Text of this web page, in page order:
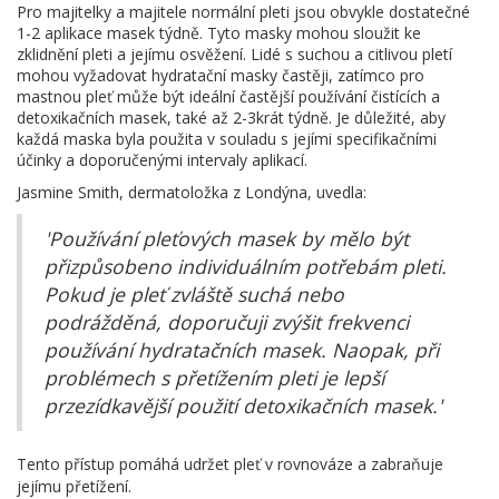
Pro majitelky a majitele normální pleti jsou obvykle dostatečné
1-2 aplikace masek týdně. Tyto masky mohou sloužit ke
zklidnění pleti a jejímu osvěžení. Lidé s suchou a citlivou pletí
mohou vyžadovat hydratační masky častěji, zatímco pro
mastnou pleť může být ideální častější používání čistících a
detoxikačních masek, také až 2-3krát týdně. Je důležité, aby
každá maska byla použita v souladu s jejími specifikačními
účinky a doporučenými intervaly aplikací.
Jasmine Smith, dermatoložka z Londýna, uvedla:
'Používání pleťových masek by mělo být
přizpůsobeno individuálním potřebám pleti.
Pokud je pleť zvláště suchá nebo
podrážděná, doporučuji zvýšit frekvenci
používání hydratačních masek. Naopak, při
problémech s přetížením pleti je lepší
przezídkavější použití detoxikačních masek.'
Tento přístup pomáhá udržet pleť v rovnováze a zabraňuje
jejímu přetížení.